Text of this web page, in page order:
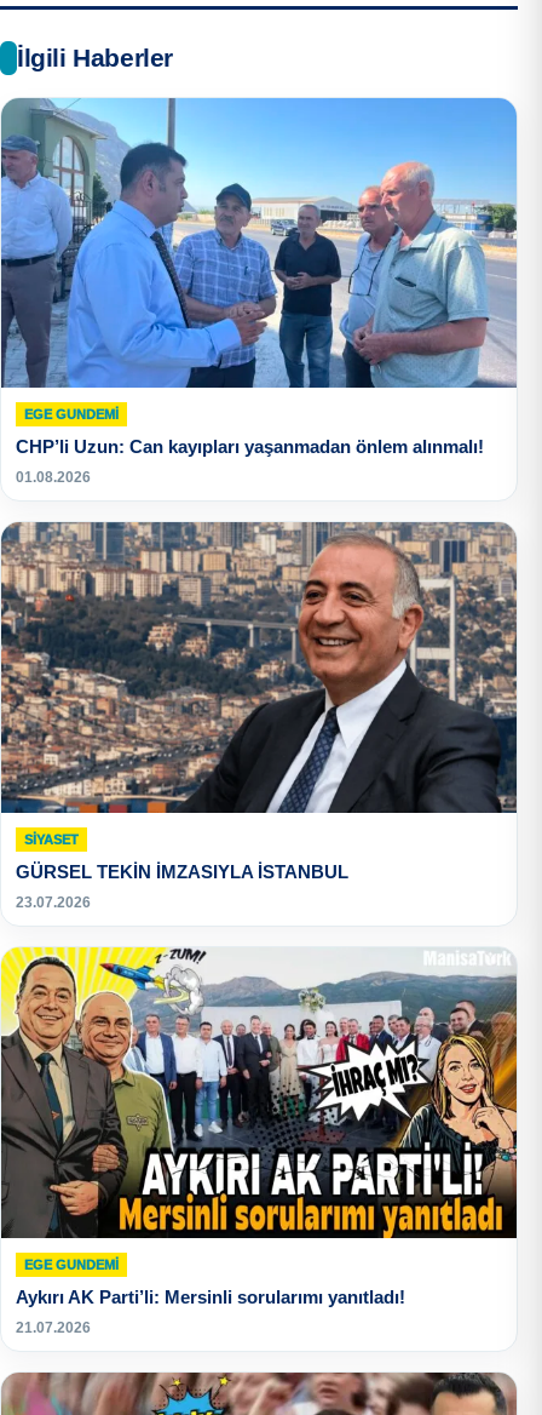
İlgili Haberler
EGE GUNDEMİ
CHP’li Uzun: Can kayıpları yaşanmadan önlem alınmalı!
01.08.2026
SIYASET
GÜRSEL TEKİN İMZASIYLA İSTANBUL
23.07.2026
EGE GUNDEMİ
Aykırı AK Parti’li: Mersinli sorularımı yanıtladı!
21.07.2026